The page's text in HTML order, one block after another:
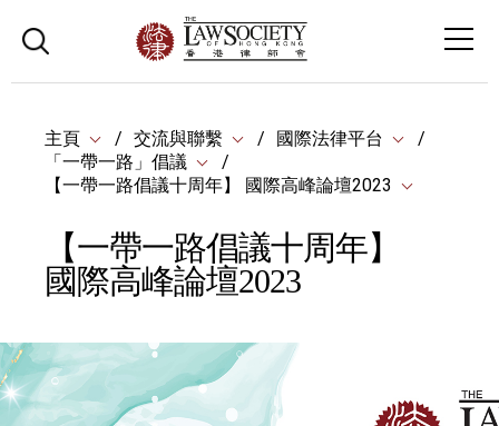
主頁 交流與聯繫
國際法律平台
「一帶一路」倡議
【一帶一路倡議十周年】 國際高峰論壇2023
【一帶一路倡議十周年】
國際高峰論壇2023